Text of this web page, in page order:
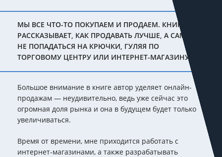
МЫ ВСЕ ЧТО-ТО ПОКУПАЕМ И ПРОДАЕМ. КНИГА
РАССКАЗЫВАЕТ, КАК ПРОДАВАТЬ ЛУЧШЕ, А САМИМ
НЕ ПОПАДАТЬСЯ НА КРЮЧКИ, ГУЛЯЯ ПО
ТОРГОВОМУ ЦЕНТРУ ИЛИ ИНТЕРНЕТ-МАГАЗИНУ.
Большое внимание в книге автор уделяет онлайн-
продажам — неудивительно, ведь уже сейчас это
огромная доля рынка и она в будущем будет только
увеличиваться.
Время от времени, мне приходится работать с
интернет-магазинами, а также разрабатывать